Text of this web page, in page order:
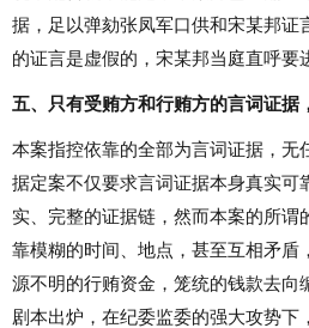
据，足以弹劾张凤军口供和宋某邦证
的证言是虚假的，宋某邦当庭直呼要
五、只有受贿方和行贿方的言词证据
本案指控依靠的全部为言词证据，无
据定案不仅要求言词证据本身真实可
实、完整的证据链，然而本案的所谓
靠模糊的时间、地点，甚至互相矛盾
源不明的行贿资金，笼统的钱款去向
剧本出炉，在纪委监委的强大攻势下